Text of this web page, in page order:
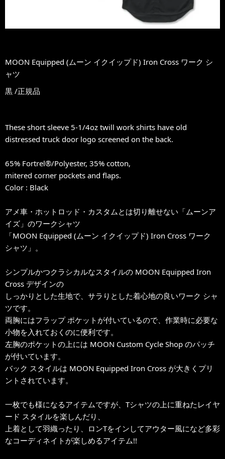
MOON Equipped (ムーン イクイップド) Iron Cross ワーク シ
ャツ
黒 /正規品
These short sleeve 5-1/4oz twill work shirts have old
distressed truck door logo screened on the back.
65% Fortrel®/Polyester, 35% cotton,
mitered corner pockets and flaps.
Color : Black
アメ車・ホットロッド・カスタムとは切り離せない「ムーンア
イズ」のワークシャツ
「MOON Equipped (ムーン イクイップド) Iron Cross ワーク
シャツ」。
シンプルかつクラシカルなスタイルの MOON Equipped Iron
Cross デザインの
しっかりとした生地で、サラりとした着心地の良いワーク シャ
ツです。
両胸にはフラップ ポケットが付いているので、作業時に必要な
小物を入れておくのに便利です。
左胸のポケットの上には MOON Custom Cycle Shop のパッチ
が付いています。
バック スタイルは MOON Equipped Iron Cross が大きくプリ
ントされています。
一枚でも様になるアイテムですが、Tシャツの上に重ねたレイヤ
ード スタイルを楽しんだり、
上着として羽織ったり、ロンTをインしてアウター風になど多彩
なコーディネイトが楽しめるアイテム!!